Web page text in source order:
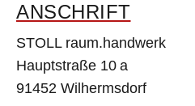
ANSCHRIFT
STOLL raum.handwerk
Hauptstraße 10 a
91452 Wilhermsdorf